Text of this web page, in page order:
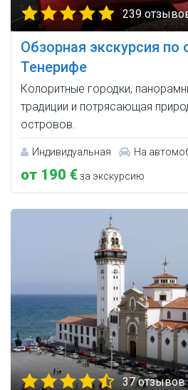
239
Обзорная экскурсия по
Тенерифе
Колоритные городки,
традиции и потрясающая
островов.
Индивидуальная На
от 190 €за экскурсию
37 отзывов